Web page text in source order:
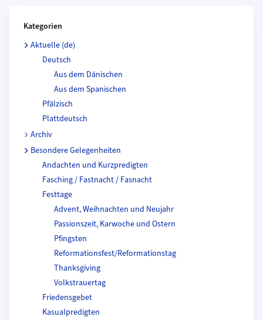
Kategorien
Aktuelle (de)
Deutsch
Aus dem Dänischen
Aus dem Spanischen
Pfälzisch
Plattdeutsch
Archiv
Besondere Gelegenheiten
Andachten und Kurzpredigten
Fasching / Fastnacht / Fasnacht
Festtage
Advent, Weihnachten und Neujahr
Passionszeit, Karwoche und Ostern
Pfingsten
Reformationsfest/Reformationstag
Thanksgiving
Volkstrauertag
Friedensgebet
Kasualpredigten